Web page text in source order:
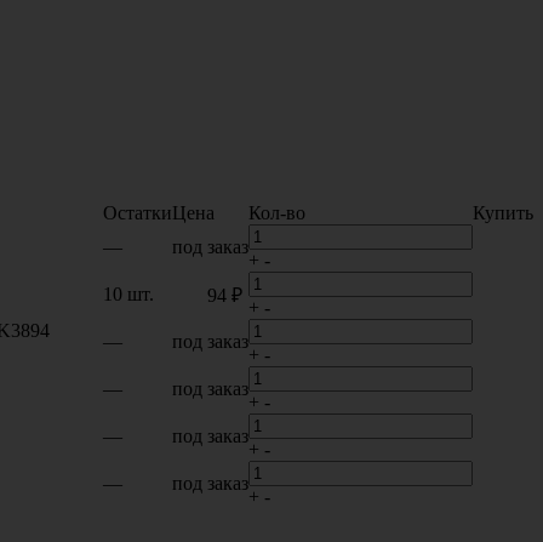
ОстаткиЦена Кол-во
Купить
— под заказ
+ -
10 шт. 94 ₽
+ -
— под заказ
+ -
— под заказ
+ -
— под заказ
+ -
— под заказ
+ -